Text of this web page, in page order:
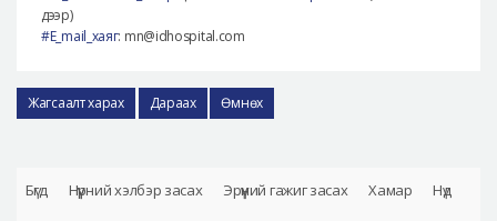
дээр)
#E_mail_хаяг: mn@idhospital.com
Жагсаалт харах Дараах Өмнөх
Бүгд Нүүрний хэлбэр засах Эрүүний гажиг засах Хамар Нүд